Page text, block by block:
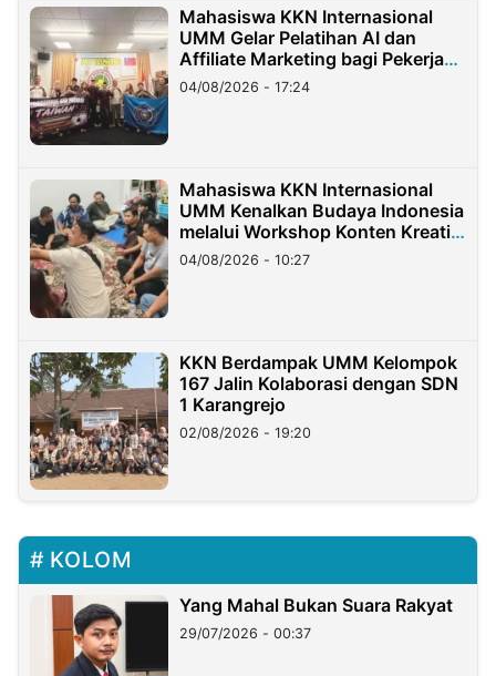
Mahasiswa KKN Internasional
UMM Gelar Pelatihan AI dan
Affiliate Marketing bagi Pekerja
Migran Indonesia di Taiwan
04/08/2026 - 17:24
Mahasiswa KKN Internasional
UMM Kenalkan Budaya Indonesia
melalui Workshop Konten Kreatif
di Taiwan
04/08/2026 - 10:27
KKN Berdampak UMM Kelompok
167 Jalin Kolaborasi dengan SDN
1 Karangrejo
02/08/2026 - 19:20
KOLOM
Yang Mahal Bukan Suara Rakyat
29/07/2026 - 00:37